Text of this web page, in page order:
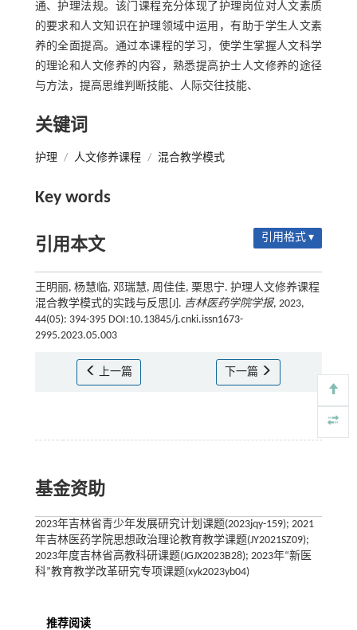
通、护理法规。该门课程充分体现了护理岗位对人文素质
的要求和人文知识在护理领域中运用，有助于学生人文素
养的全面提高。通过本课程的学习，使学生掌握人文科学
的理论和人文修养的内容，熟悉提高护士人文修养的途径
与方法，提高思维判断技能、人际交往技能、
关键词
护理 / 人文修养课程 / 混合教学模式
Key words
引用本文 引用格式 ▾
王明丽, 杨慧临, 邓瑞慧, 周佳佳, 栗思宁. 护理人文修养课程
混合教学模式的实践与反思[J]. 吉林医药学院学报, 2023,
44(05): 394-395 DOI:10.13845/j.cnki.issn1673-
2995.2023.05.003
上一篇 下一篇
基金资助
2023年吉林省青少年发展研究计划课题(2023jqy-159); 2021
年吉林医药学院思想政治理论教育教学课题(JY2021SZ09);
2023年度吉林省高教科研课题(JGJX2023B28); 2023年“新医
科”教育教学改革研究专项课题(xyk2023yb04)